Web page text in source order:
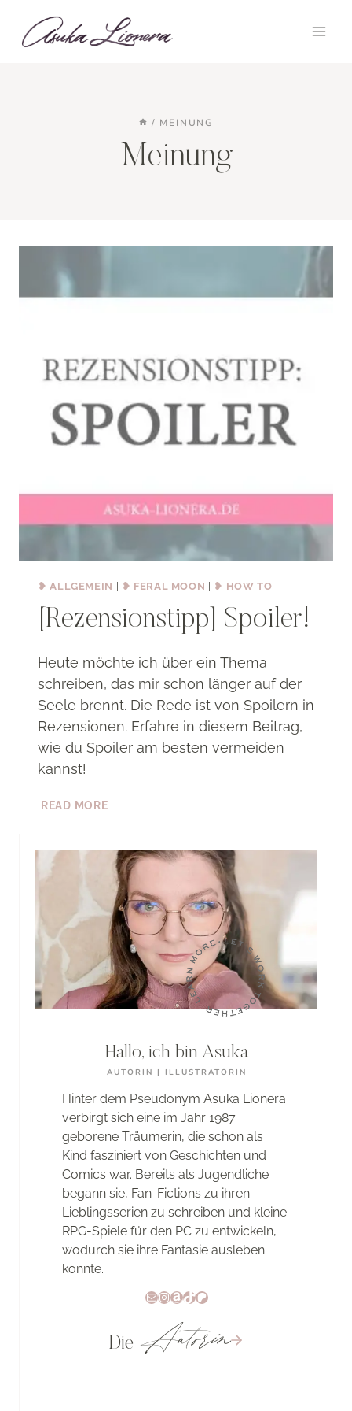
Inhalt
springen
/ MEINUNG
Meinung
❥ ALLGEMEIN ❥ FERAL MOON ❥ HOW TO
[Rezensionstipp] Spoiler!
Heute möchte ich über ein Thema
schreiben, das mir schon länger auf der
Seele brennt. Die Rede ist von Spoilern in
Rezensionen. Erfahre in diesem Beitrag,
wie du Spoiler am besten vermeiden
kannst!
READ MORE[REZENSIONSTIPP]
Hallo, ich bin Asuka
AUTORIN | ILLUSTRATORIN
Hinter dem Pseudonym Asuka Lionera
verbirgt sich eine im Jahr 1987
geborene Träumerin, die schon als
Kind fasziniert von Geschichten und
Comics war. Bereits als Jugendliche
begann sie, Fan-Fictions zu ihren
Lieblingsserien zu schreiben und kleine
RPG-Spiele für den PC zu entwickeln,
wodurch sie ihre Fantasie ausleben
konnte.
E-MailInstagram
Amazon
TikTok
Patreon
Die Autorin